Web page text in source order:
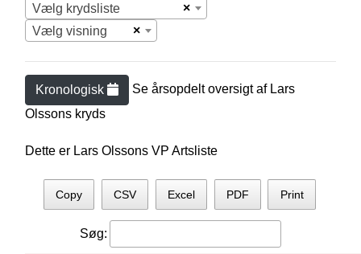
×
Vælg krydsliste
×
Vælg visning
Kronologisk Se årsopdelt oversigt af Lars
Olssons kryds
Dette er Lars Olssons VP Artsliste
Copy CSV Excel PDF Print
Søg: